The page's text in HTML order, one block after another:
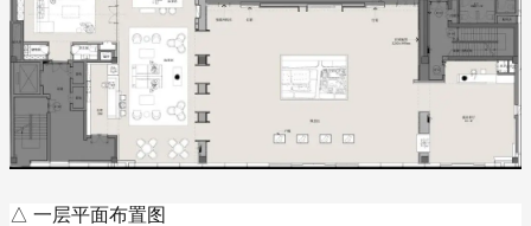
△ 一层平面布置图